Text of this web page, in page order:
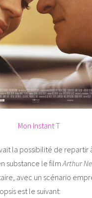
Mon Instant T
la possibilité de repartir
substance le filmArthur
avec un scénario
est le suivant: